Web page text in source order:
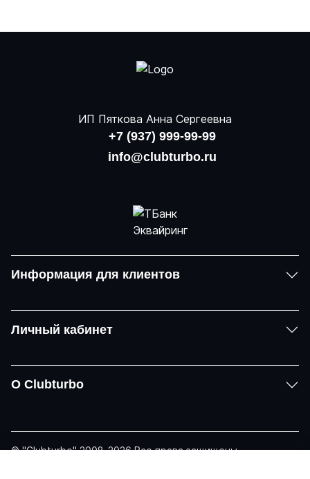
ИП Пяткова Анна Сергеевна
+7 (937) 999-99-99
info@clubturbo.ru
Информация для клиентов
Личный кабинет
О Clubturbo
© "Clubturbo" 2008-2026 Все права защищены